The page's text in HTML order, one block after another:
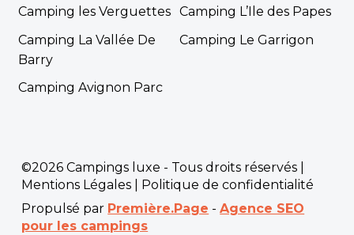
Camping les Verguettes Camping L’Ile des Papes
Camping La Vallée De
Barry
Camping Le Garrigon
Camping Avignon Parc
©2026 Campings luxe - Tous droits réservés |
Mentions Légales
Politique de confidentialité
Propulsé par Première.Page -Agence SEO
pour les campings